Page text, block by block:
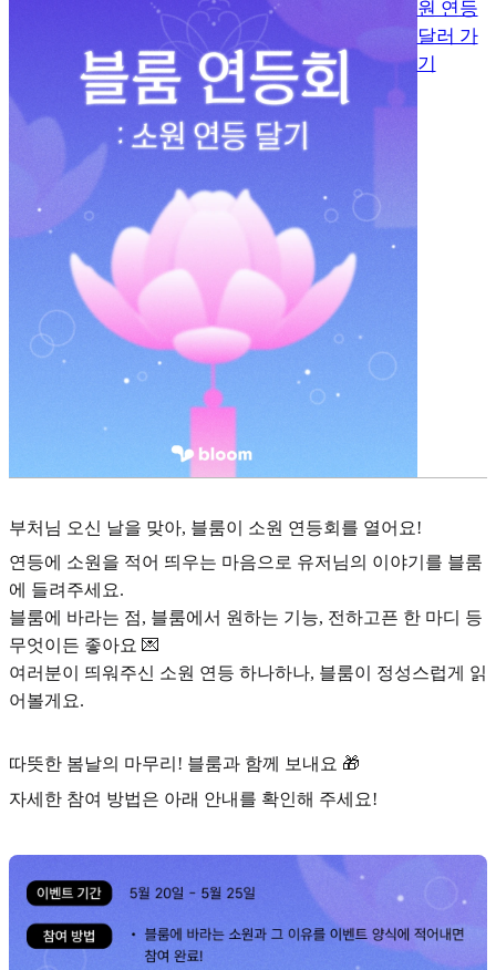
원 연등
달러 가
기
부처님 오신 날을 맞아, 블룸이 소원 연등회를 열어요!
연등에 소원을 적어 띄우는 마음으로 유저님의 이야기를 블룸
에 들려주세요.
블룸에 바라는 점, 블룸에서 원하는 기능, 전하고픈 한 마디 등
무엇이든 좋아요 💌
여러분이 띄워주신 소원 연등 하나하나, 블룸이 정성스럽게 읽
어볼게요.
따뜻한 봄날의 마무리! 블룸과 함께 보내요 🎁
자세한 참여 방법은 아래 안내를 확인해 주세요!